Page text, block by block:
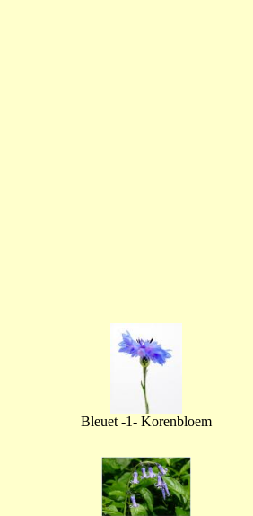
Bleuet -1- Korenbloem